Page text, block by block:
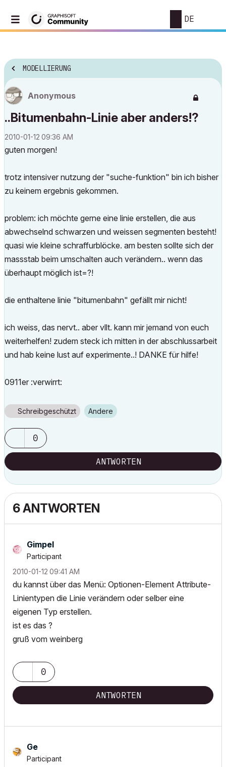
DE
MODELLIERUNG
Anonymous
..Bitumenbahn-Linie aber anders!?
‎2010-01-12 09:36 AM
guten morgen!
trotz intensiver nutzung der "suche-funktion" bin ich bisher
zu keinem ergebnis gekommen.
problem: ich möchte gerne eine linie erstellen, die aus
abwechselnd schwarzen und weissen segmenten besteht!
quasi wie kleine schraffurblöcke. am besten sollte sich der
massstab beim umschalten auch verändern.. wenn das
überhaupt möglich ist=?!
die enthaltene linie "bitumenbahn" gefällt mir nicht!
ich weiss, das nervt.. aber vllt. kann mir jemand von euch
weiterhelfen! zudem steck ich mitten in der abschlussarbeit
und hab keine lust auf experimente..! DANKE für hilfe!
0911er :verwirrt:
Schreibgeschützt Andere
0
ANTWORTEN
6 ANTWORTEN
Gimpel
Participant
‎2010-01-12 09:41 AM
du kannst über das Menü: Optionen-Element Attribute-
Linientypen die Linie verändern oder selber eine
eigenen Typ erstellen.
ist es das ?
gruß vom weinberg
0
ANTWORTEN
Ge
Participant